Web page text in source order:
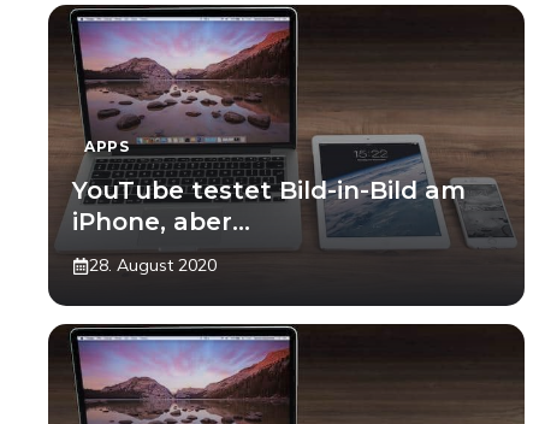
APPS
YouTube testet Bild-in-Bild am
iPhone, aber…
28. August 2020